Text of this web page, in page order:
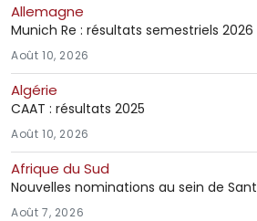
Allemagne
Munich Re : résultats semestriels 2026
Août 10, 2026
Algérie
CAAT : résultats 2025
Août 10, 2026
Afrique du Sud
Nouvelles nominations au sein de
Août 7, 2026